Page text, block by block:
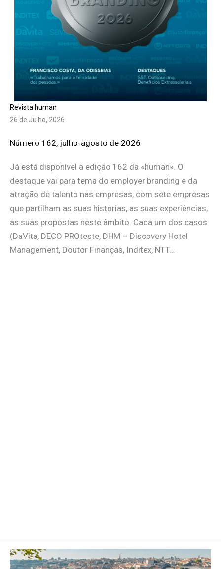
Revista human
26 de Julho, 2026
Número 162, julho-agosto de 2026
Já está disponível a edição 162 da «human». O
destaque vai para tema do employer branding e da
atração de talento nas empresas, com sete empresas
que partilham as suas histórias, as suas experiências,
as suas propostas neste âmbito. Cada um dos casos
(DaVita, DECO PROteste, DHM – Discovery Hotel
Management, Doutor Finanças, Inditex, NTT…